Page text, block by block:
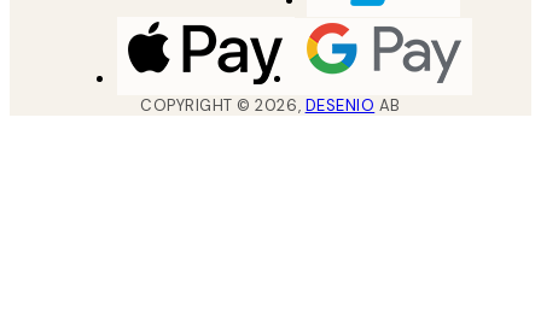
COPYRIGHT ©2026, DESENIO AB